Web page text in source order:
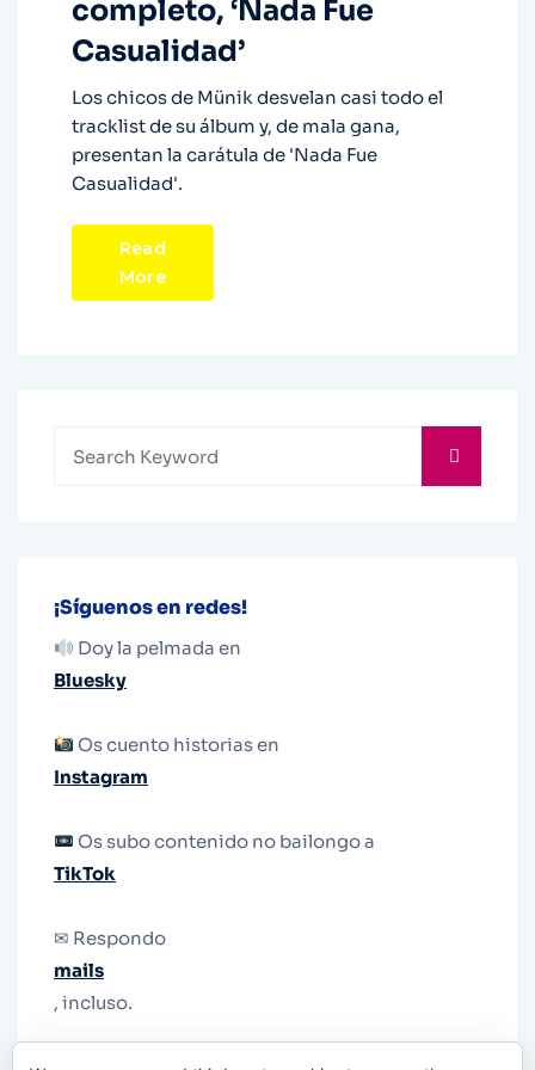
completo, ‘Nada Fue
Casualidad’
Los chicos de Münik desvelan casi todo el
tracklist de su álbum y, de mala gana,
presentan la carátula de 'Nada Fue
Casualidad'.
Read
More
¡Síguenos en redes!
Doy la pelmada en
Bluesky
Os cuento historias en
Instagram
Os subo contenido no bailongo a
TikTok
✉ Respondo
mails
, incluso.